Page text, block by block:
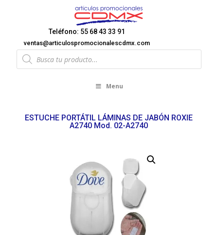
Teléfono: 55 68 43 33 91
ventas@articulospromocionalescdmx.com
Products
search
Menu
ESTUCHE PORTÁTIL LÁMINAS DE JABÓN ROXIE
A2740 Mod. 02-A2740